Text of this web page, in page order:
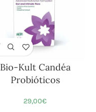
Bio-Kult Candéa
Probióticos
29,00€